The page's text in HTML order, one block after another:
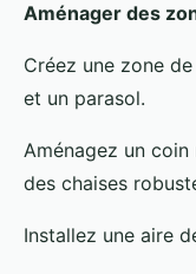
Aménager des
Créez une zone
et un parasol.
Aménagez un
des chaises
Installez une aire